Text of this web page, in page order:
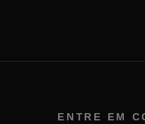
ENTRE EM